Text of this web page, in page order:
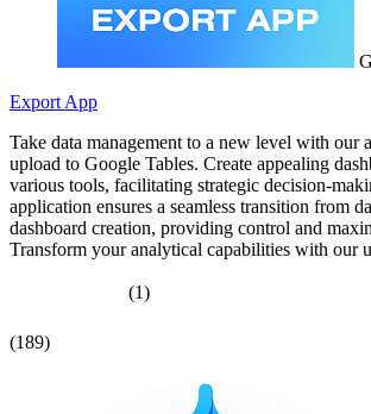
Export App
Take data management to a new level with our
upload to Google Tables. Create appealing
various tools, facilitating strategic decision-
application ensures a seamless transition from
dashboard creation, providing control and
Transform your analytical capabilities with our
(1)
(189)